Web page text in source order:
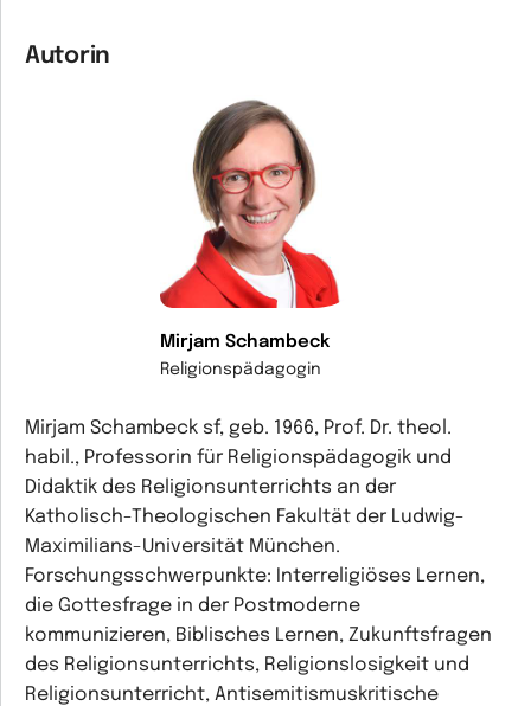
Autorin
Mirjam Schambeck
Religionspädagogin
Mirjam Schambeck sf, geb. 1966, Prof. Dr. theol.
habil., Professorin für Religionspädagogik und
Didaktik des Religionsunterrichts an der
Katholisch-Theologischen Fakultät der Ludwig-
Maximilians-Universität München.
Forschungsschwerpunkte: Interreligiöses Lernen,
die Gottesfrage in der Postmoderne
kommunizieren, Biblisches Lernen, Zukunftsfragen
des Religionsunterrichts, Religionslosigkeit und
Religionsunterricht, Antisemitismuskritische